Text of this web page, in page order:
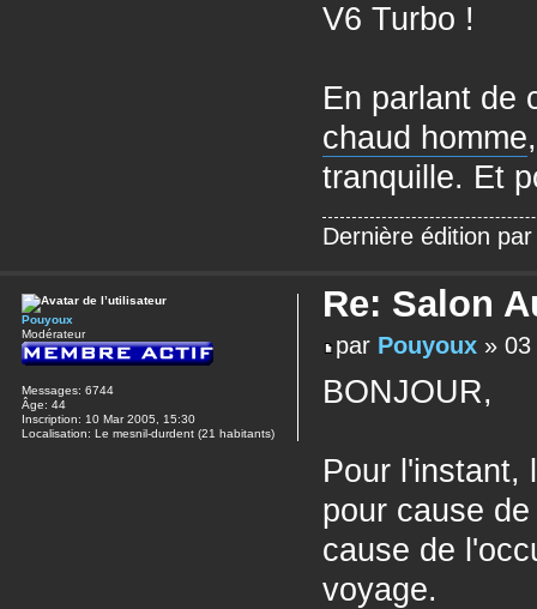
V6 Turbo !
En parlant de
chaud homme
tranquille. Et
Dernière édition
Re: Salon
par Pouyoux »
BONJOUR,
Pour l'instant,
pour cause
cause de
voyage.
Pouyoux
Modérateur
Messages: 6744
Âge: 44
Inscription: 10 Mar 2005, 15:30
Localisation: Le mesnil-durdent (21 habitants)